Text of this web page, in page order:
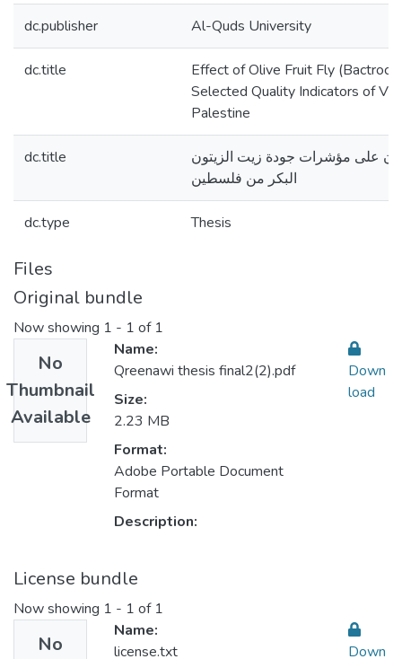
dc.publisher Al-Quds University
dc.title
Effect of Olive Fruit Fly
Selected Quality Indicators of
Palestine
dc.title
على مؤشرات جودة زيت الزيتون
البكر من فلسطين
dc.type Thesis
Files
Original bundle
Now showing 1 - 1 of 1
No
Thumbnail
Available
Name:
Qreenawi thesis final2(2).pdf
Size:
2.23 MB
Format:
Adobe Portable Document
Format
Description:
Down
load
License bundle
Now showing 1 - 1 of 1
No
Name:
license.txt
Down